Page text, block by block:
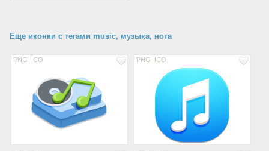
Еще иконки с тегами music, музыка, нота
PNG ICO PNG ICO